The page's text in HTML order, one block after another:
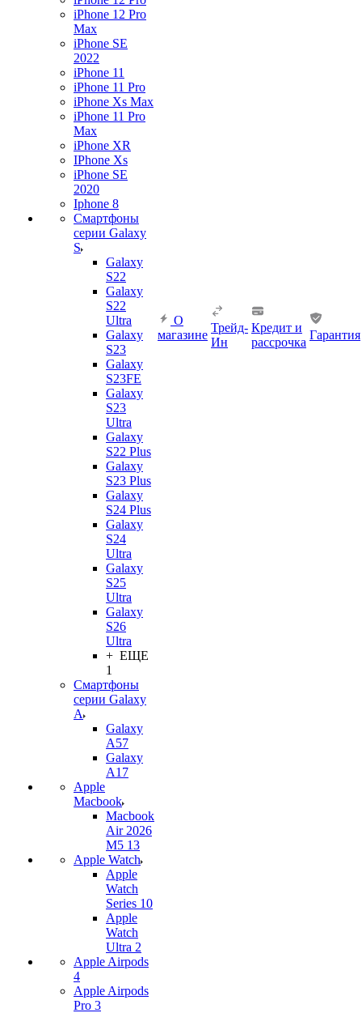
iPhone 12 Pro
Max
iPhone SE
2022
iPhone 11
iPhone 11 Pro
iPhone Xs Max
iPhone 11 Pro
Max
iPhone XR
IPhone Xs
iPhone SE
2020
Iphone 8
Смартфоны
серии Galaxy
S
Galaxy
S22
Galaxy
S22
Ultra
Galaxy
S23
Galaxy
S23FE
Galaxy
S23
Ultra
Galaxy
S22 Plus
Galaxy
S23 Plus
Galaxy
S24 Plus
Galaxy
S24
Ultra
Galaxy
S25
Ultra
Galaxy
S26
Ultra
+ ЕЩЕ
1
Смартфоны
серии Galaxy
A
Galaxy
A57
Galaxy
A17
Apple
Macbook
Macbook
Air 2026
M5 13
Apple Watch
Apple
Watch
Series 10
Apple
Watch
Ultra 2
Apple Airpods
4
Apple Airpods
Pro 3
О
магазине
Трейд-
Ин
Кредит и
рассрочка
Гарантия